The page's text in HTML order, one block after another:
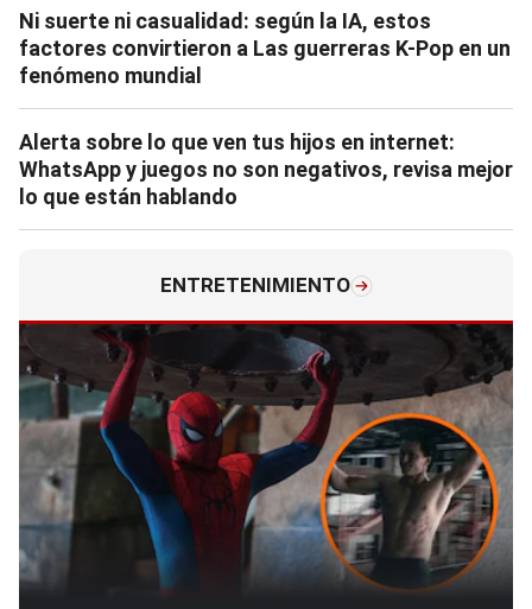
Ni suerte ni casualidad: según la IA, estos
factores convirtieron a Las guerreras K-Pop en un
fenómeno mundial
Alerta sobre lo que ven tus hijos en internet:
WhatsApp y juegos no son negativos, revisa mejor
lo que están hablando
ENTRETENIMIENTO